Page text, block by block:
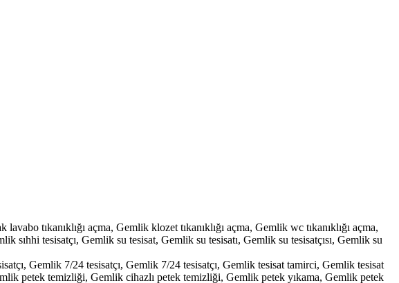
tıkanıklığı açma, Gemlik klozet tıkanıklığı açma, Gemlik wc tıkanıklığı açma,
sıhhi tesisatçı, Gemlik su tesisat, Gemlik su tesisatı, Gemlik su tesisatçısı, Gemlik su
Gemlik 7/24 tesisatçı, Gemlik 7/24 tesisatçı, Gemlik tesisat tamirci, Gemlik tesisat
petek temizliği, Gemlik cihazlı petek temizliği, Gemlik petek yıkama, Gemlik petek